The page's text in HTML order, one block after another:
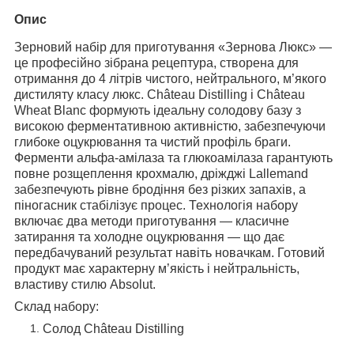
Опис
Зерновий набір для приготування «Зернова Люкс» —
це професійно зібрана рецептура, створена для
отримання до 4 літрів чистого, нейтрального, м’якого
дистиляту класу люкс. Château Distilling і Château
Wheat Blanc формують ідеальну солодову базу з
високою ферментативною активністю, забезпечуючи
глибоке оцукрювання та чистий профіль браги.
Ферменти альфа-амілаза та глюкоамілаза гарантують
повне розщеплення крохмалю, дріжджі Lallemand
забезпечують рівне бродіння без різких запахів, а
піногасник стабілізує процес. Технологія набору
включає два методи приготування — класичне
затирання та холодне оцукрювання — що дає
передбачуваний результат навіть новачкам. Готовий
продукт має характерну м’якість і нейтральність,
властиву стилю Absolut.
Склад набору:
Солод Château Distilling